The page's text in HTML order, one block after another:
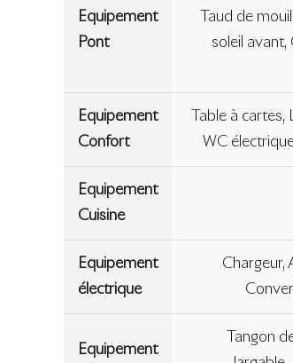
Equipement
Pont
Taud de
soleil avant,
Equipement
Confort
Table à
WC
Equipement
Cuisine
Equipement
électrique
Chargeur,
Equipement
Tangon